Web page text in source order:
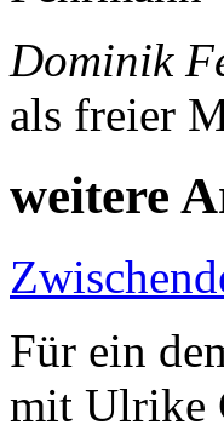
Dominik
als freier
weitere
Für ein
mit Ulrike